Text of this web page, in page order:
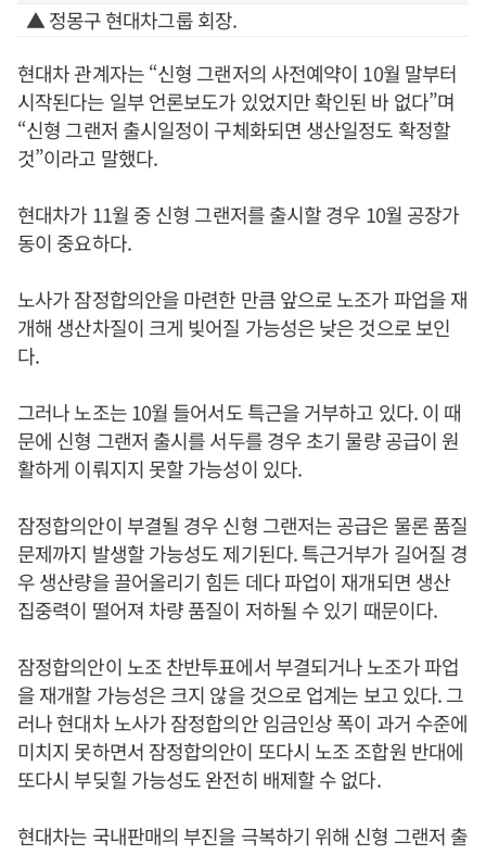
▲ 정몽구 현대차그룹 회장.
현대차 관계자는 “신형 그랜저의 사전예약이 10월 말부터
시작된다는 일부 언론보도가 있었지만 확인된 바 없다”며
“신형 그랜저 출시일정이 구체화되면 생산일정도 확정할
것”이라고 말했다.
현대차가 11월 중 신형 그랜저를 출시할 경우 10월 공장가
동이 중요하다.
노사가 잠정합의안을 마련한 만큼 앞으로 노조가 파업을 재
개해 생산차질이 크게 빚어질 가능성은 낮은 것으로 보인
다.
그러나 노조는 10월 들어서도 특근을 거부하고 있다. 이 때
문에 신형 그랜저 출시를 서두를 경우 초기 물량 공급이 원
활하게 이뤄지지 못할 가능성이 있다.
잠정합의안이 부결될 경우 신형 그랜저는 공급은 물론 품질
문제까지 발생할 가능성도 제기된다. 특근거부가 길어질 경
우 생산량을 끌어올리기 힘든 데다 파업이 재개되면 생산
집중력이 떨어져 차량 품질이 저하될 수 있기 때문이다.
잠정합의안이 노조 찬반투표에서 부결되거나 노조가 파업
을 재개할 가능성은 크지 않을 것으로 업계는 보고 있다. 그
러나 현대차 노사가 잠정합의안 임금인상 폭이 과거 수준에
미치지 못하면서 잠정합의안이 또다시 노조 조합원 반대에
또다시 부딪힐 가능성도 완전히 배제할 수 없다.
현대차는 국내판매의 부진을 극복하기 위해 신형 그랜저 출